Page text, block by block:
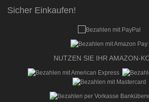
Sicher Einkaufen!
NUTZEN SIE IHR AMAZON-